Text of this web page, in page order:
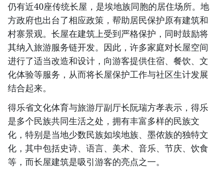
仍有近40座传统长屋，是埃地族同胞的居住场所。地
方政府也出台了相应政策，帮助居民保护原有建筑和
村寨景观。长屋在建筑上受到严格保护，同时鼓励将
其纳入旅游服务链开发。因此，许多家庭对长屋空间
进行了适当改造和设计，向游客提供住宿、餐饮、文
化体验等服务，从而将长屋保护工作与社区生计发展
结合起来。
得乐省文化体育与旅游厅副厅长阮瑞方孝表示，得乐
是多个民族共同生活之处，拥有丰富多样的民族文
化，特别是当地少数民族如埃地族、墨侬族的独特文
化，其中包括史诗、语言、美术、音乐、节庆、饮食
等，而长屋建筑是吸引游客的亮点之一。